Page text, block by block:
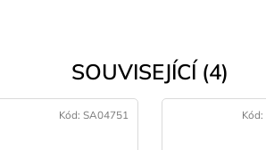
SOUVISEJÍCÍ (4)
Kód: SA04751 Kód: